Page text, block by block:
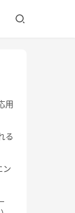
用
る
ン